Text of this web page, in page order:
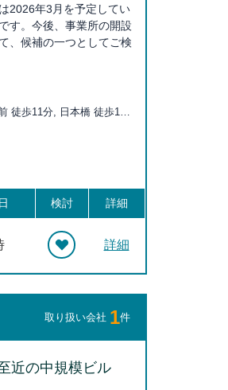
2026年3月を予定してい
す。今後、事業所の開設
、候補の一つとしてご検
徒歩11分, 日本橋 徒歩12
徒歩14分, 門前仲町 徒歩
徒歩15分, 築地 徒歩15
, 東京 徒歩19分, 東銀座 徒
検討 詳細
詳細
取り扱い会社 1件
近の中規模ビル